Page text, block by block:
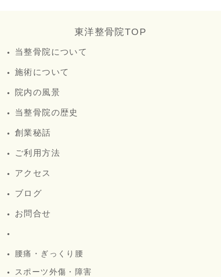
東洋整骨院TOP
当整骨院について
施術について
院内の風景
当整骨院の歴史
創業秘話
ご利用方法
アクセス
ブログ
お問合せ
腰痛・ぎっくり腰
スポーツ外傷・障害